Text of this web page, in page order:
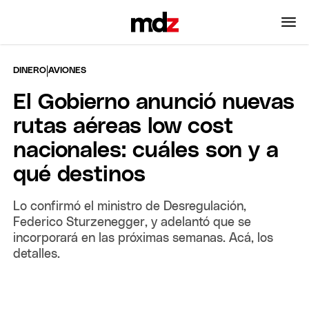
DINERO |AVIONES
El Gobierno anunció nuevas
rutas aéreas low cost
nacionales: cuáles son y a
qué destinos
Lo confirmó el ministro de Desregulación,
Federico Sturzenegger, y adelantó que se
incorporará en las próximas semanas. Acá, los
detalles.